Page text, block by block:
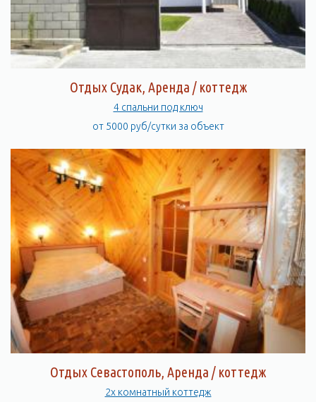
Отдых Судак, Аренда / коттедж
4 спальни под ключ
от 5000 руб/сутки за объект
Отдых Севастополь, Аренда / коттедж
2х комнатный коттедж